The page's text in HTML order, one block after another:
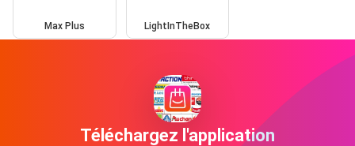
Max Plus LightInTheBox
Téléchargez l'application